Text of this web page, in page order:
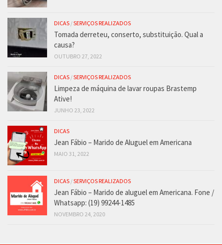
DICAS /SERVIÇOS REALIZADOS
Tomada derreteu, conserto, substituição. Qual a
causa?
OUTUBRO 27, 2022
DICAS /SERVIÇOS REALIZADOS
Limpeza de máquina de lavar roupas Brastemp
Ative!
JUNHO 23, 2022
DICAS
Jean Fábio – Marido de Aluguel em Americana
MAIO 31, 2022
DICAS /SERVIÇOS REALIZADOS
Jean Fábio – Marido de aluguel em Americana. Fone /
Whatsapp: (19) 99244-1485
NOVEMBRO 24, 2020